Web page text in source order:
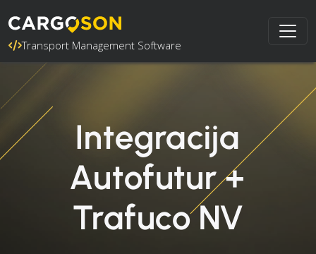
Transport Management Software
Integracija
Autofutur +
Trafuco NV